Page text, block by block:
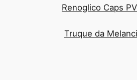
Renoglico Caps
Truque da